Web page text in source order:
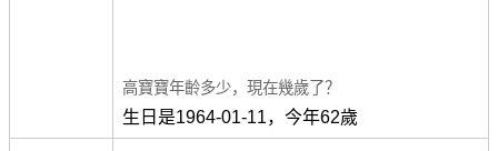
高寶寶年齡多少，現在幾歲了？
生日是1964-01-11，今年62歲